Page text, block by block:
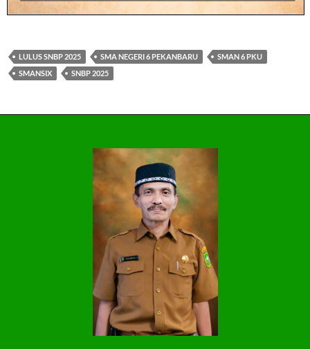
LULUS SNBP 2025 SMA NEGERI 6 PEKANBARU
SMAN 6 PKU
SMANSIX
SNBP 2025